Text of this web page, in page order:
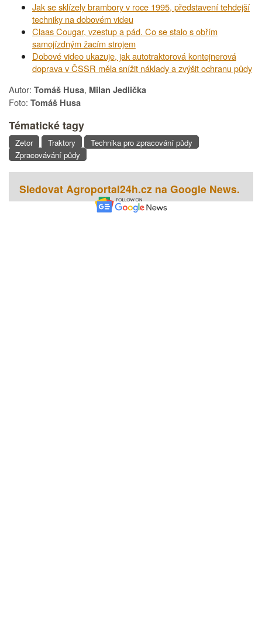
Jak se sklízely brambory v roce 1995, představení tehdejší
techniky na dobovém videu
Claas Cougar, vzestup a pád. Co se stalo s obřím
samojízdným žacím strojem
Dobové video ukazuje, jak autotraktorová kontejnerová
doprava v ČSSR měla snížit náklady a zvýšit ochranu půdy
Autor: Tomáš Husa, Milan Jedlička
Foto: Tomáš Husa
Tématické tagy
Zetor Traktory
Technika pro zpracování půdy
Zpracovávání půdy
Sledovat Agroportal24h.cz na Google News.